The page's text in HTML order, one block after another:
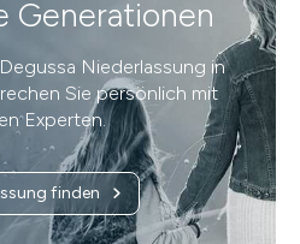
Generationen
Niederlassung in
Sie persönlich mit
Experten.
finden